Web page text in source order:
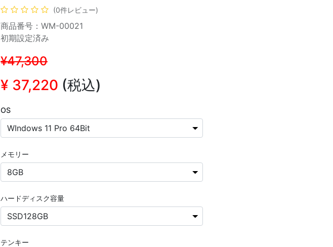
(0件レビュー)
商品番号：WM-00021
初期設定済み
¥47,300
¥ 37,220 (税込)
OS
メモリー
ハードディスク容量
テンキー